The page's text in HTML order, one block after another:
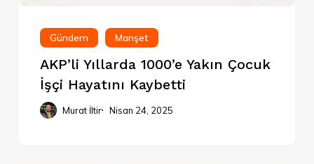
Gündem Manşet
AKP’li Yıllarda 1000’e Yakın Çocuk
İşçi Hayatını Kaybetti
Murat İltir Nisan 24, 2025